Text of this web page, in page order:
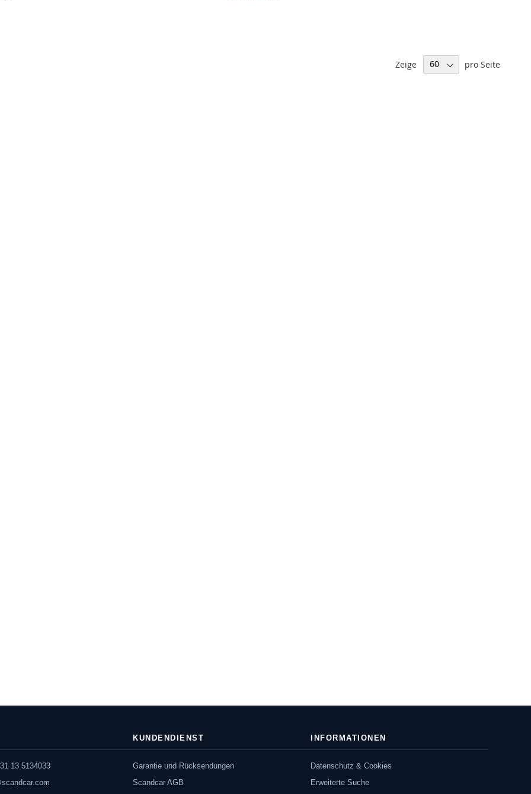
Zeige pro Seite
13 5134033
KUNDENDIENST
Garantie und Rücksendungen
Scandcar AGB
INFORMATIONEN
Datenschutz & Cookies
Erweiterte Suche